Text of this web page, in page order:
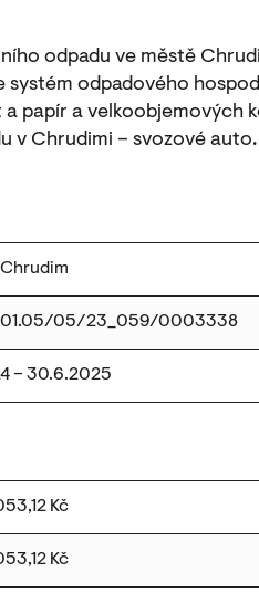
odpadu ve městě
odpadového
papír a velkoobjemových
v Chrudimi – svozové auto.
05/23_059/0003338
– 30.6.2025
Kč
Kč